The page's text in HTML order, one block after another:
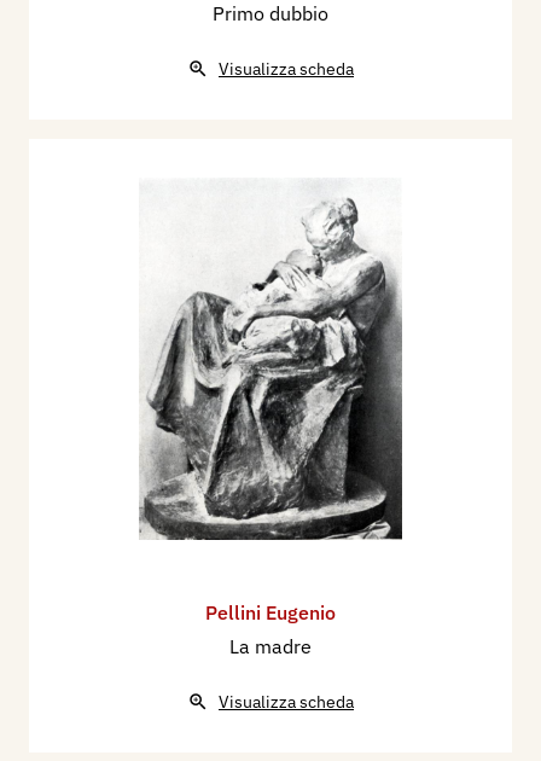
Primo dubbio
Visualizza scheda
Pellini Eugenio
La madre
Visualizza scheda